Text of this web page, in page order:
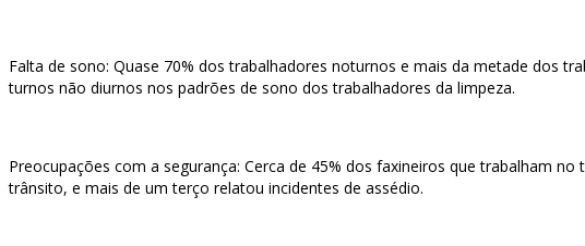
Falta de sono: Quase 70% dos trabalhadores noturnos e mais da metade dos
turnos não diurnos nos padrões de sono dos trabalhadores da limpeza.
Preocupações com a segurança: Cerca de 45% dos faxineiros que trabalham
trânsito, e mais de um terço relatou incidentes de assédio.